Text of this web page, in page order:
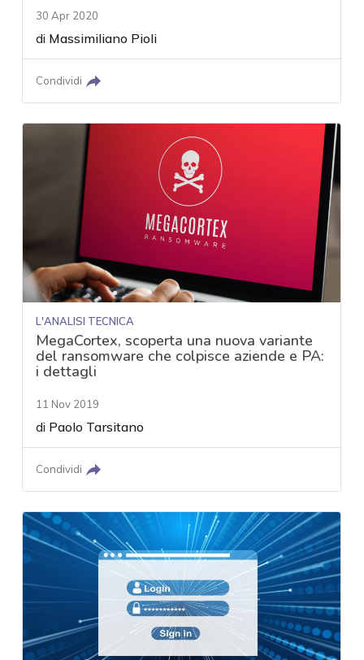
30 Apr 2020
di Massimiliano Pioli
Condividi
L'ANALISI TECNICA
MegaCortex, scoperta una nuova variante
del ransomware che colpisce aziende e PA:
i dettagli
11 Nov 2019
di Paolo Tarsitano
Condividi